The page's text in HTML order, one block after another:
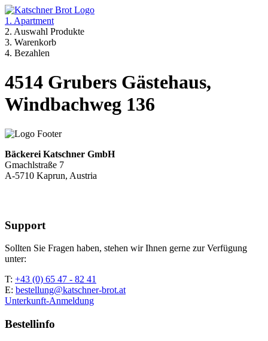
1. Apartment
2. Auswahl Produkte
3. Warenkorb
4. Bezahlen
4514 Grubers Gästehaus,
Windbachweg 136
Bäckerei Katschner GmbH
Gmachlstraße 7
A-5710 Kaprun, Austria
Support
Sollten Sie Fragen haben, stehen wir Ihnen gerne zur Verfügung
unter:
T: +43 (0) 65 47 - 82 41
E: bestellung@katschner-brot.at
Unterkunft-Anmeldung
Bestellinfo